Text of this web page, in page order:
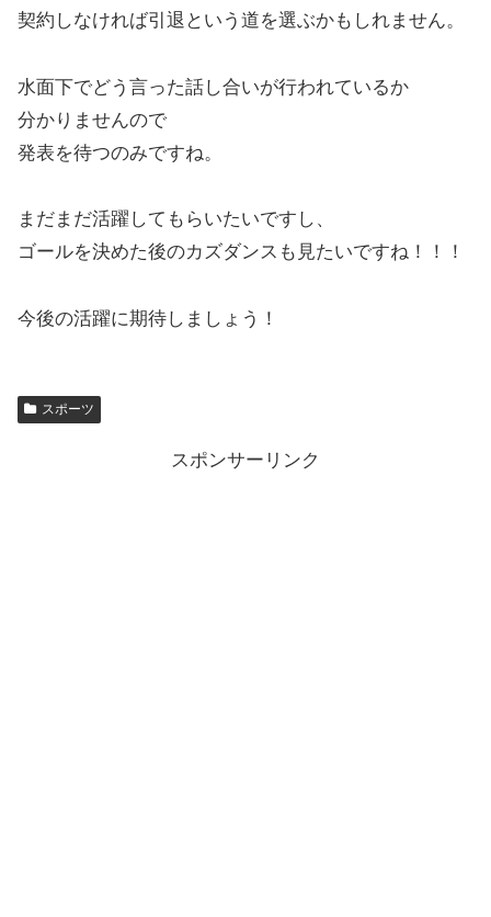
契約しなければ引退という道を選ぶかもしれません。
水面下でどう言った話し合いが行われているか
分かりませんので
発表を待つのみですね。
まだまだ活躍してもらいたいですし、
ゴールを決めた後のカズダンスも見たいですね！！！
今後の活躍に期待しましょう！
スポーツ
スポンサーリンク